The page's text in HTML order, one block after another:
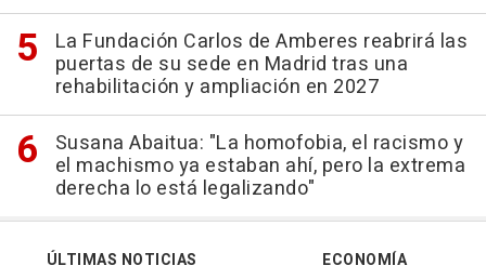
La Fundación Carlos de Amberes reabrirá las
puertas de su sede en Madrid tras una
rehabilitación y ampliación en 2027
Susana Abaitua: "La homofobia, el racismo y
el machismo ya estaban ahí, pero la extrema
derecha lo está legalizando"
ÚLTIMAS NOTICIAS
ECONOMÍA